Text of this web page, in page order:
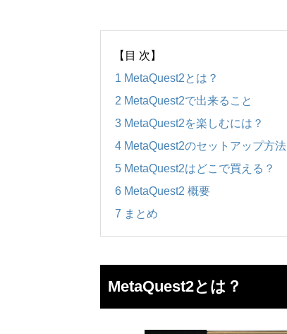
【目 次】
1 MetaQuest2とは？
2 MetaQuest2で出来ること
3 MetaQuest2を楽しむには？
4 MetaQuest2のセットアップ方法
5 MetaQuest2はどこで買える？
6 MetaQuest2 概要
7 まとめ
MetaQuest2とは？